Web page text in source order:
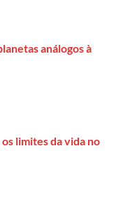
análogos à
limites da vida no